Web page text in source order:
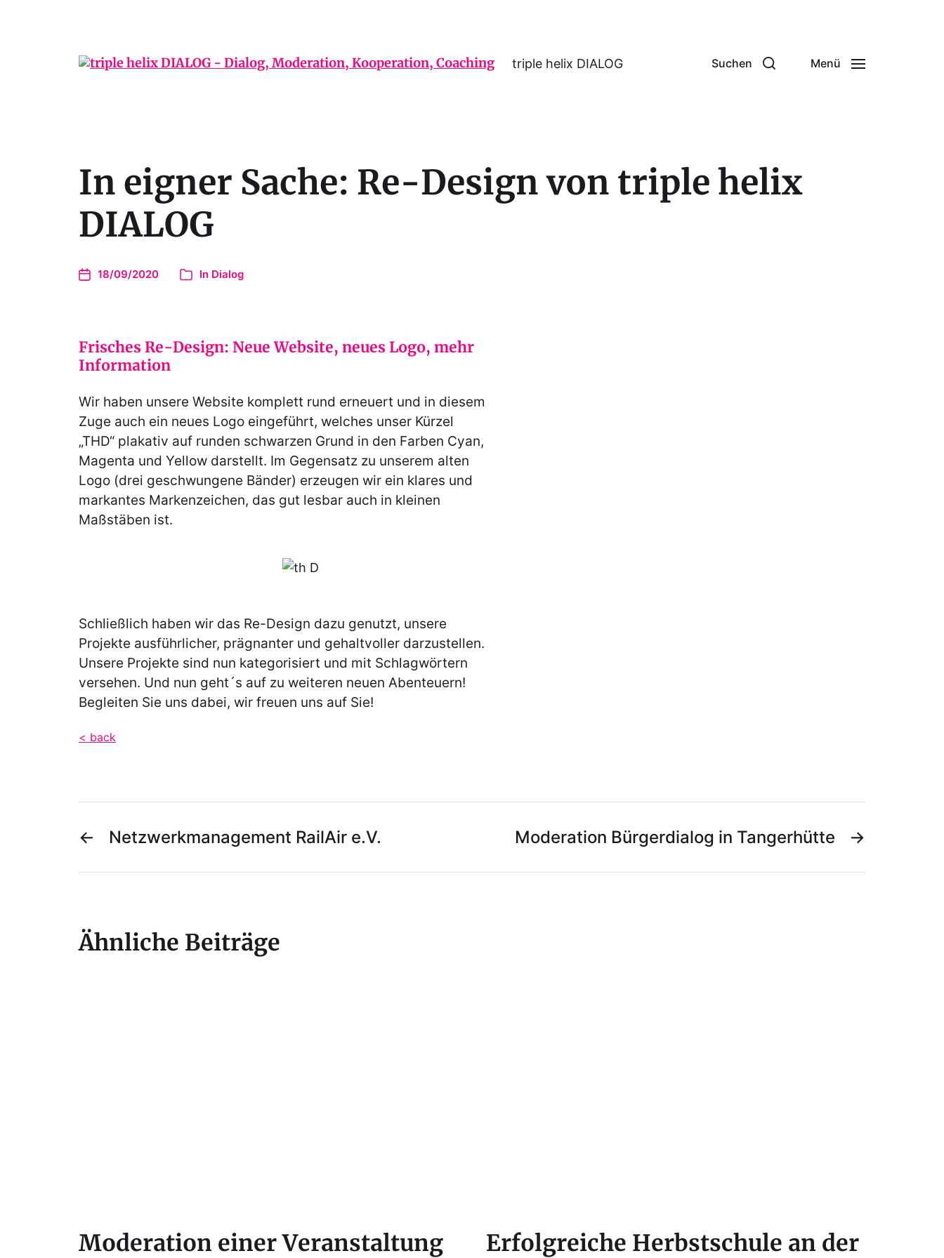
triple helix DIALOG Suchen Menü
In eigner Sache: Re-Design von triple helix
DIALOG
18/09/2020 In Dialog
Frisches Re-Design: Neue Website, neues Logo, mehr
Information
Wir haben unsere Website komplett rund erneuert und in diesem
Zuge auch ein neues Logo eingeführt, welches unser Kürzel
„THD“ plakativ auf runden schwarzen Grund in den Farben Cyan,
Magenta und Yellow darstellt. Im Gegensatz zu unserem alten
Logo (drei geschwungene Bänder) erzeugen wir ein klares und
markantes Markenzeichen, das gut lesbar auch in kleinen
Maßstäben ist.
Schließlich haben wir das Re-Design dazu genutzt, unsere
Projekte ausführlicher, prägnanter und gehaltvoller darzustellen.
Unsere Projekte sind nun kategorisiert und mit Schlagwörtern
versehen. Und nun geht´s auf zu weiteren neuen Abenteuern!
Begleiten Sie uns dabei, wir freuen uns auf Sie!
< back
← Netzwerkmanagement RailAir e.V. →
Moderation Bürgerdialog in Tangerhütte
Ähnliche Beiträge
Moderation einer Veranstaltung
Erfolgreiche Herbstschule an der